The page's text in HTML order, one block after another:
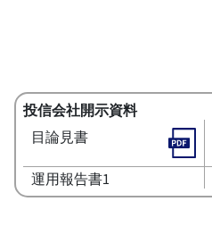
投信会社開示資料
目論見書
運用報告書1